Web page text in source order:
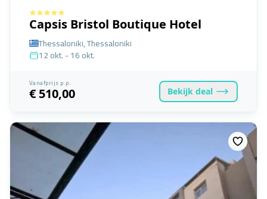
Capsis Bristol Boutique Hotel
Thessaloniki, Thessaloniki
12 okt. - 16 okt.
Vanafprijs p.p.
€ 510,00 Bekijk deal